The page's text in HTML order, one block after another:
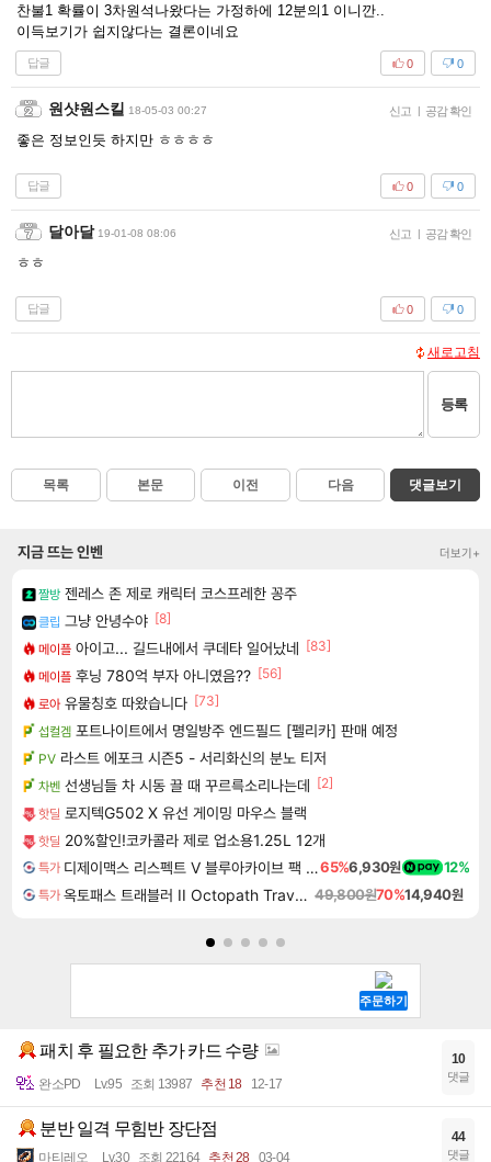
찬불1 확률이 3차원석나왔다는 가정하에 12분의1 이니깐..
이득보기가 쉽지않다는 결론이네요
답글 0
0
원샷원스킬 18-05-03 00:27 신고 | 공감 확인
좋은 정보인듯 하지만 ㅎㅎㅎㅎ
답글 0
0
달아달 19-01-08 08:06 신고 | 공감 확인
ㅎㅎ
답글 0
0
새로고침
등록
목록 본문 이전 다음 댓글보기
지금 뜨는 인벤 더보기+
짤방 젠레스 존 제로 캐릭터 코스프레한 꽁주
클립 그냥 안녕수야 [8]
메이플 아이고... 길드내에서 쿠데타 일어났네 [83]
메이플 후닝 780억 부자 아니였음?? [56]
로아 유물칭호 따왔습니다 [73]
섭컬겜 포트나이트에서 명일방주 엔드필드 [펠리카] 판매 예정
PV 라스트 에포크 시즌5 - 서리화신의 분노 티저
차벤 선생님들 차 시동 끌 때 꾸르륵소리나는데 [2]
핫딜 로지텍G502 X 유선 게이밍 마우스 블랙
핫딜 20%할인!코카콜라 제로 업소용1.25L 12개
특가 디제이맥스 리스펙트 V 블루아카이브 팩 DJMAX RESPECT V Blue Archive Pack DLC65%6,930원 12%
특가 옥토패스 트래블러 II Octopath Traveler II 49,800원70%14,940원
패치 후 필요한 추가 카드 수량
완소PD Lv.95 조회 13987 추천 18 12-17
10
댓글
분반 일격 무힘반 장단점
마티레오 Lv.30 조회 22164 추천 28 03-04
44
댓글